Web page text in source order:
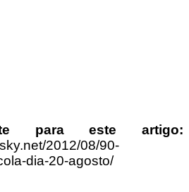
para este artigo:
2012/08/90-
dia-20-agosto/